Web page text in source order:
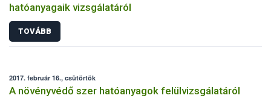
hatóanyagaik vizsgálatáról
TOVÁBB
2017. február 16., csütörtök
A növényvédő szer hatóanyagok felülvizsgálatáról